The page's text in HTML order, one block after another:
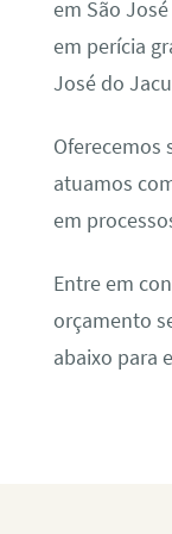
em São
em perícia
José do
Oferecemos
atuamos
em
Entre em
orçamento
abaixo para